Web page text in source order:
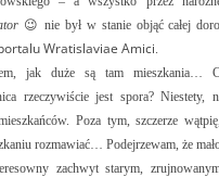
😉 nie był w stanie objąć całej
Wratislaviae Amici.
jak duże są tam mieszkania…
rzeczywiście jest spora? Niestety,
Poza tym, szczerze
rozmawiać… Podejrzewam, że
zachwyt starym,